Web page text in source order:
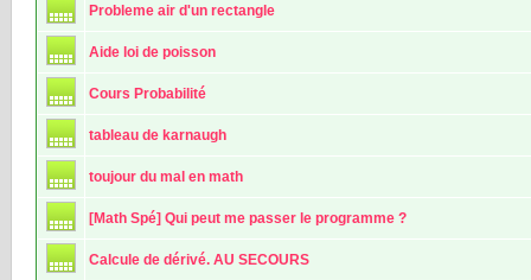
Probleme air d'un rectangle
Aide loi de poisson
Cours Probabilité
tableau de karnaugh
toujour du mal en math
[Math Spé] Qui peut me passer le programme ?
Calcule de dérivé. AU SECOURS